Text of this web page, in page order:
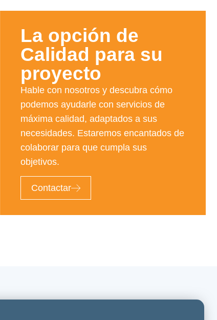
La opción de
Calidad para su
proyecto​
Hable con nosotros y descubra cómo
podemos ayudarle con servicios de
máxima calidad, adaptados a sus
necesidades. Estaremos encantados de
colaborar para que cumpla sus
objetivos.
Contactar